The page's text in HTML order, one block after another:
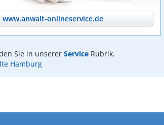
www.anwalt-onlineservice.de
Sie in unserer ServiceRubrik.
Hamburg